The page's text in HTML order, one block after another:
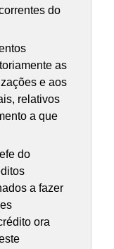
do
as
e aos
relativos
a que
do
a fazer
ora